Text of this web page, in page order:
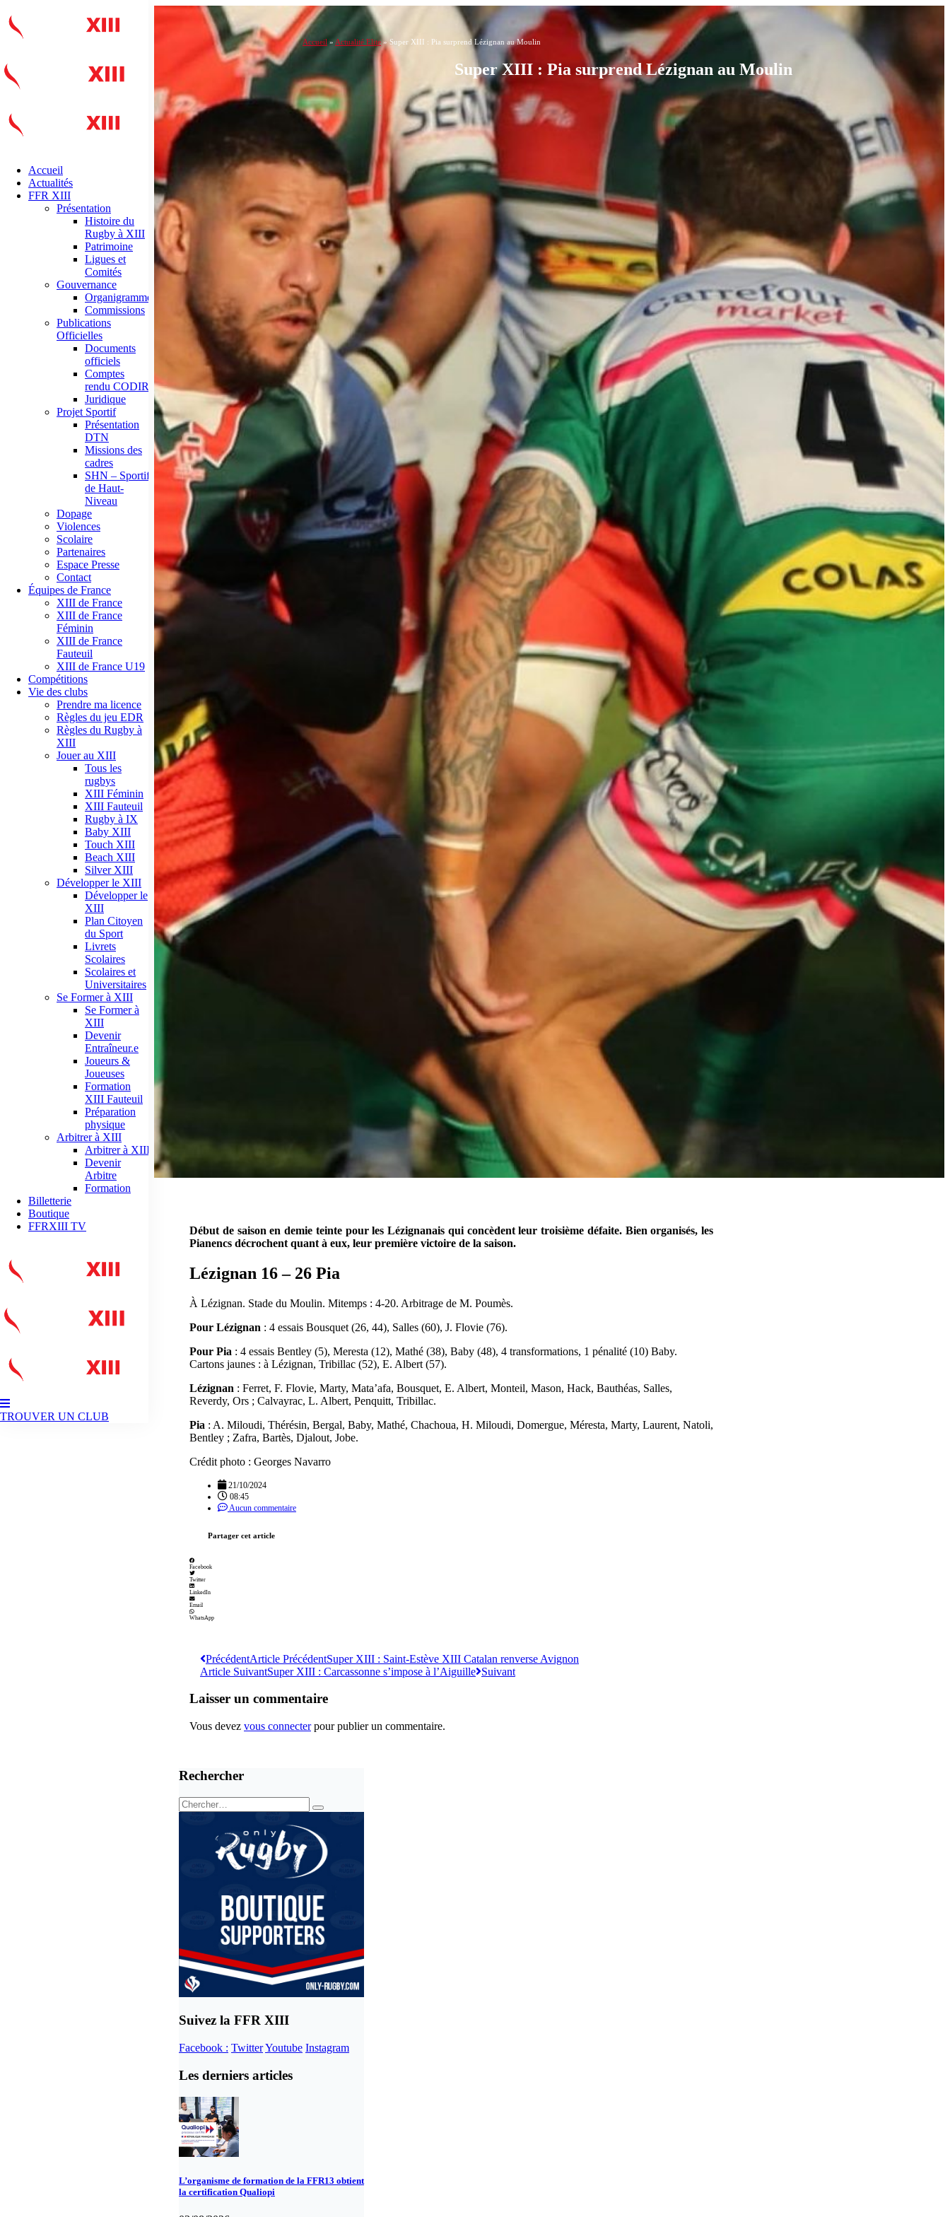
Accueil
Actualités
FFR XIII
Présentation
Histoire du
Rugby à XIII
Patrimoine
Ligues et
Comités
Gouvernance
Organigramme
Commissions
Publications
Officielles
Documents
officiels
Comptes
rendu CODIR
Juridique
Projet Sportif
Présentation
DTN
Missions des
cadres
SHN – Sportif
de Haut-
Niveau
Dopage
Violences
Scolaire
Partenaires
Espace Presse
Contact
Équipes de France
XIII de France
XIII de France
Féminin
XIII de France
Fauteuil
XIII de France U19
Compétitions
Vie des clubs
Prendre ma licence
Règles du jeu EDR
Règles du Rugby à
XIII
Jouer au XIII
Tous les
rugbys
XIII Féminin
XIII Fauteuil
Rugby à IX
Baby XIII
Touch XIII
Beach XIII
Silver XIII
Développer le XIII
Développer le
XIII
Plan Citoyen
du Sport
Livrets
Scolaires
Scolaires et
Universitaires
Se Former à XIII
Se Former à
XIII
Devenir
Entraîneur.e
Joueurs &
Joueuses
Formation
XIII Fauteuil
Préparation
physique
Arbitrer à XIII
Arbitrer à XIII
Devenir
Arbitre
Formation
Billetterie
Boutique
FFRXIII TV
TROUVER UN CLUB
Accueil » Actualité Elite»Super XIII : Pia surprend Lézignan au Moulin
Super XIII : Pia surprend Lézignan au Moulin
Début de saison en demie teinte pour les Lézignanais qui concèdent leur troisième défaite. Bien organisés, les
Pianencs décrochent quant à eux, leur première victoire de la saison.
Lézignan 16 – 26 Pia
À Lézignan. Stade du Moulin. Mitemps : 4-20. Arbitrage de M. Poumès.
Pour Lézignan : 4 essais Bousquet (26, 44), Salles (60), J. Flovie (76).
Pour Pia : 4 essais Bentley (5), Meresta (12), Mathé (38), Baby (48), 4 transformations, 1 pénalité (10) Baby.
Cartons jaunes : à Lézignan, Tribillac (52), E. Albert (57).
Lézignan : Ferret, F. Flovie, Marty, Mata’afa, Bousquet, E. Albert, Monteil, Mason, Hack, Bauthéas, Salles,
Reverdy, Ors ; Calvayrac, L. Albert, Penquitt, Tribillac.
Pia : A. Miloudi, Thérésin, Bergal, Baby, Mathé, Chachoua, H. Miloudi, Domergue, Méresta, Marty, Laurent, Natoli,
Bentley ; Zafra, Bartès, Djalout, Jobe.
Crédit photo : Georges Navarro
21/10/2024
08:45
Aucun commentaire
Partager cet article
Facebook
Twitter
LinkedIn
Email
WhatsApp
PrécédentArticle PrécédentSuper XIII : Saint-Estève XIII Catalan renverse Avignon
Article SuivantSuper XIII : Carcassonne s’impose à l’Aiguille Suivant
Laisser un commentaire
Vous devez vous connecterpour publier un commentaire.
Rechercher
Suivez la FFR XIII
Facebook : TwitterYoutube Instagram
Les derniers articles
L’organisme de formation de la FFR13 obtient
la certification Qualiopi